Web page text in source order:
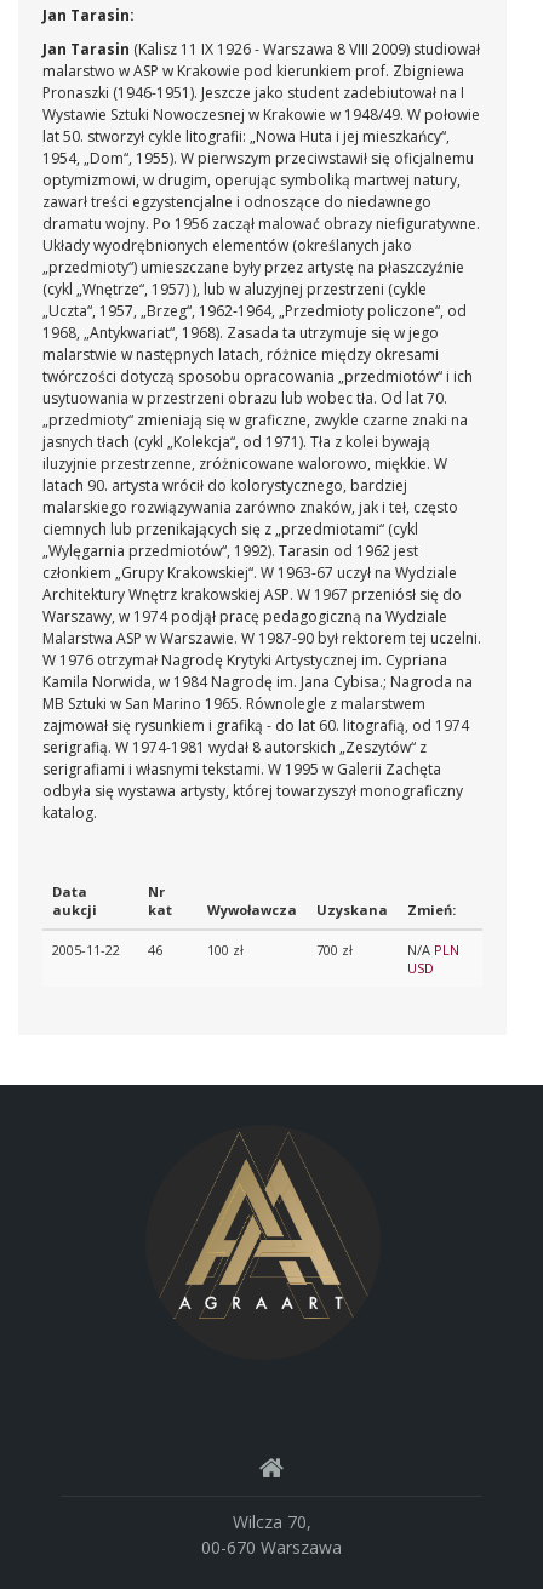
Jan Tarasin:
Jan Tarasin (Kalisz 11 IX 1926 - Warszawa 8 VIII 2009) studiował
malarstwo w ASP w Krakowie pod kierunkiem prof. Zbigniewa
Pronaszki (1946-1951). Jeszcze jako student zadebiutował na I
Wystawie Sztuki Nowoczesnej w Krakowie w 1948/49. W połowie
lat 50. stworzył cykle litografii: „Nowa Huta i jej mieszkańcy“,
1954, „Dom“, 1955). W pierwszym przeciwstawił się oficjalnemu
optymizmowi, w drugim, operując symboliką martwej natury,
zawarł treści egzystencjalne i odnoszące do niedawnego
dramatu wojny. Po 1956 zaczął malować obrazy niefiguratywne.
Układy wyodrębnionych elementów (określanych jako
„przedmioty“) umieszczane były przez artystę na płaszczyźnie
(cykl „Wnętrze“, 1957) ), lub w aluzyjnej przestrzeni (cykle
„Uczta“, 1957, „Brzeg“, 1962-1964, „Przedmioty policzone“, od
1968, „Antykwariat“, 1968). Zasada ta utrzymuje się w jego
malarstwie w następnych latach, różnice między okresami
twórczości dotyczą sposobu opracowania „przedmiotów“ i ich
usytuowania w przestrzeni obrazu lub wobec tła. Od lat 70.
„przedmioty“ zmieniają się w graficzne, zwykle czarne znaki na
jasnych tłach (cykl „Kolekcja“, od 1971). Tła z kolei bywają
iluzyjnie przestrzenne, zróżnicowane walorowo, miękkie. W
latach 90. artysta wrócił do kolorystycznego, bardziej
malarskiego rozwiązywania zarówno znaków, jak i teł, często
ciemnych lub przenikających się z „przedmiotami“ (cykl
„Wylęgarnia przedmiotów“, 1992). Tarasin od 1962 jest
członkiem „Grupy Krakowskiej“. W 1963-67 uczył na Wydziale
Architektury Wnętrz krakowskiej ASP. W 1967 przeniósł się do
Warszawy, w 1974 podjął pracę pedagogiczną na Wydziale
Malarstwa ASP w Warszawie. W 1987-90 był rektorem tej uczelni.
W 1976 otrzymał Nagrodę Krytyki Artystycznej im. Cypriana
Kamila Norwida, w 1984 Nagrodę im. Jana Cybisa.; Nagroda na
MB Sztuki w San Marino 1965. Równolegle z malarstwem
zajmował się rysunkiem i grafiką - do lat 60. litografią, od 1974
serigrafią. W 1974-1981 wydał 8 autorskich „Zeszytów“ z
serigrafiami i własnymi tekstami. W 1995 w Galerii Zachęta
odbyła się wystawa artysty, której towarzyszył monograficzny
katalog.
Data
aukcji
Nr
kat
Wywoławcza Uzyskana Zmień:
2005-11-22 46 100 zł 700 zł N/A PLN
USD
Wilcza 70,
00-670 Warszawa